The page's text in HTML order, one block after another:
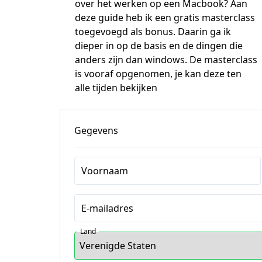
over het werken op een Macbook? Aan
deze guide heb ik een gratis masterclass
toegevoegd als bonus. Daarin ga ik
dieper in op de basis en de dingen die
anders zijn dan windows. De masterclass
is vooraf opgenomen, je kan deze ten
alle tijden bekijken
Gegevens
Voornaam
E-mailadres
Land